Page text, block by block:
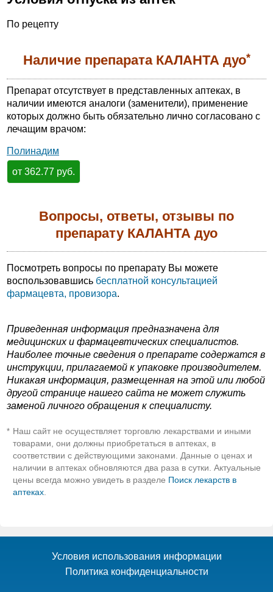
По рецепту
Наличие препарата КАЛАНТА дуо*
Препарат отсутствует в представленных аптеках, в
наличии имеются аналоги (заменители), применение
которых должно быть обязательно лично согласовано с
лечащим врачом:
Полинадим
от 362.77 руб.
Вопросы, ответы, отзывы по
препарату КАЛАНТА дуо
Посмотреть вопросы по препарату Вы можете
воспользовавшись бесплатной консультацией
фармацевта, провизора.
Приведенная информация предназначена для
медицинских и фармацевтических специалистов.
Наиболее точные сведения о препарате содержатся в
инструкции, прилагаемой к упаковке производителем.
Никакая информация, размещенная на этой или любой
другой странице нашего сайта не может служить
заменой личного обращения к специалисту.
* Наш сайт не осуществляет торговлю лекарствами и иными
товарами, они должны приобретаться в аптеках, в
соответствии с действующими законами. Данные о ценах и
наличии в аптеках обновляются два раза в сутки. Актуальные
цены всегда можно увидеть в разделе Поиск лекарств в
аптеках
Условия использования информации
Политика конфиденциальности